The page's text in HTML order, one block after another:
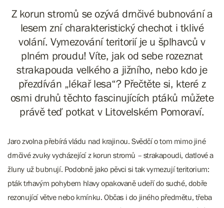
Z korun stromů se ozývá drnčivé bubnování a
lesem zní charakteristický chechot i tklivé
volání. Vymezování teritorií je u šplhavců v
plném proudu! Víte, jak od sebe rozeznat
strakapouda velkého a jižního, nebo kdo je
přezdíván „lékař lesa“? Přečtěte si, které z
osmi druhů těchto fascinujících ptáků můžete
právě teď potkat v Litovelském Pomoraví.
Jaro zvolna přebírá vládu nad krajinou. Svědčí o tom mimo jiné
drnčivé zvuky vycházející z korun stromů – strakapoudi, datlové a
žluny už bubnují. Podobně jako pěvci si tak vymezují teritorium:
pták trhavým pohybem hlavy opakovaně udeří do suché, dobře
rezonující větve nebo kmínku. Občas i do jiného předmětu, třeba